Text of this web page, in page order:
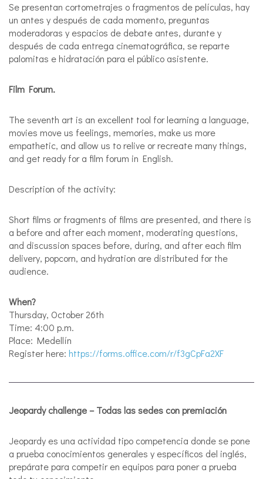
Se presentan cortometrajes o fragmentos de películas, hay
un antes y después de cada momento, preguntas
moderadoras y espacios de debate antes, durante y
después de cada entrega cinematográfica, se reparte
palomitas e hidratación para el público asistente.
Film Forum.
The seventh art is an excellent tool for learning a language,
movies move us feelings, memories, make us more
empathetic, and allow us to relive or recreate many things,
and get ready for a film forum in English.
Description of the activity:
Short films or fragments of films are presented, and there is
a before and after each moment, moderating questions,
and discussion spaces before, during, and after each film
delivery, popcorn, and hydration are distributed for the
audience.
When?
Thursday, October 26th
Time: 4:00 p.m.
Place: Medellín
Register here: https://forms.office.com/r/f3gCpFa2XF
Jeopardy challenge – Todas las sedes con premiación
Jeopardy es una actividad tipo competencia donde se pone
a prueba conocimientos generales y específicos del inglés,
prepárate para competir en equipos para poner a prueba